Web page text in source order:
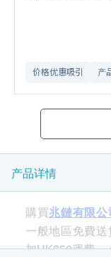
价格优惠吸引 产
产品详情
購買兆鏈有限公
一般地區免費
加HK$50運費。